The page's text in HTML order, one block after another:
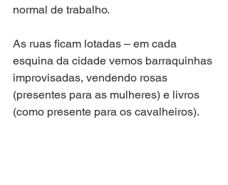
normal de trabalho.
As ruas ficam lotadas – em cada
esquina da cidade vemos barraquinhas
improvisadas, vendendo rosas
(presentes para as mulheres) e livros
(como presente para os cavalheiros).